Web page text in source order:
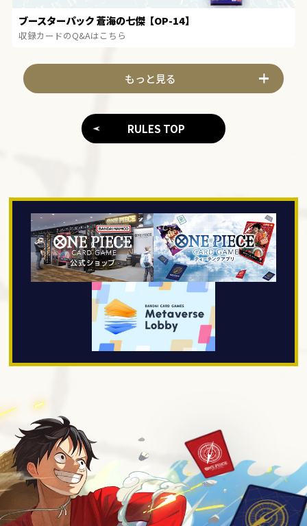
ブースターパック 蒼海の七傑【OP-14】
収録カードのQ&Aはこちら
もっと見る
RULES TOP